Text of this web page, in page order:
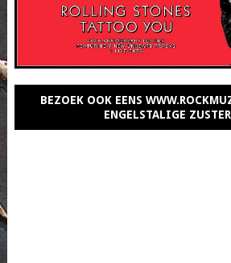
BEZOEK OOK EENS
ENGELSTALIGE